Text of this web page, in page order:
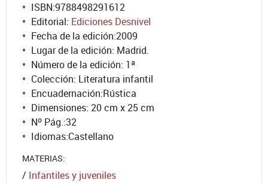
ISBN:9788498291612
Editorial: Ediciones Desnivel
Fecha de la edición:2009
Lugar de la edición: Madrid.
Número de la edición: 1ª
Colección: Literatura infantil
Encuadernación:Rústica
Dimensiones: 20 cm x 25 cm
Nº Pág.:32
Idiomas:Castellano
MATERIAS:
/ Infantiles y juveniles